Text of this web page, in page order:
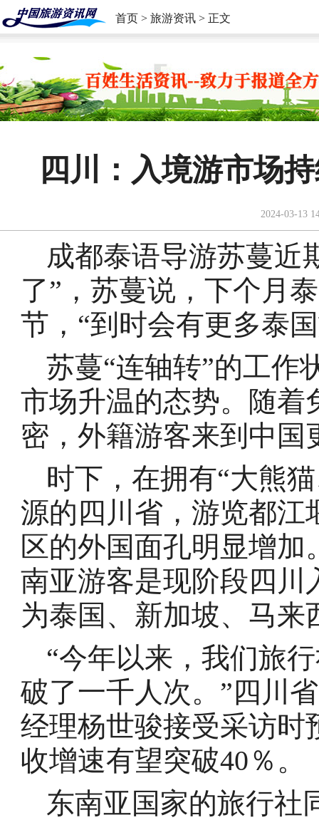
首页 > 旅游资讯 > 正文
四川：入境游市场
2024-03-13
成都泰语导游苏蔓近
了”，苏蔓说，下个月
节，“到时会有更多泰
苏蔓“连轴转”的工作
市场升温的态势。随着
密，外籍游客来到中国
时下，在拥有“大熊
源的四川省，游览都江
区的外国面孔明显增
南亚游客是现阶段四川
为泰国、新加坡、马来
“今年以来，我们旅
破了一千人次。”四川
经理杨世骏接受采访时
收增速有望突破40％。
东南亚国家的旅行社